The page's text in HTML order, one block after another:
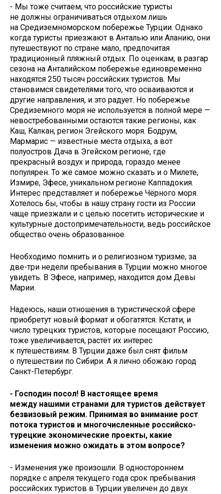
- Мы тоже считаем, что российские туристы
не должны ограничиваться отдыхом лишь
на Средиземноморском побережье Турции. Однако
когда туристы приезжают в Анталью или Аланию, они
путешествуют по стране мало, предпочитая
традиционный пляжный отдых. По оценкам, в разгар
сезона на Анталийском побережье единовременно
находятся 250 тысяч российских туристов. Мы
становимся свидетелями того, что осваиваются и
другие направления, и это радует. Но побережье
Средиземного моря не используется в полной мере —
невостребованными остаются такие регионы, как
Каш, Калкан, регион Эгейского моря. Бодрум,
Мармарис — известные места отдыха, а вот
полуостров Дача в Эгейском регионе, где
прекрасный воздух и природа, гораздо менее
популярен. То же самое можно сказать и о Милете,
Измире, Эфесе, уникальном регионе Каппадокия.
Интерес представляет и побережье Чёрного моря.
Хотелось бы, чтобы в нашу страну гости из России
чаще приезжали и с целью посетить исторические и
культурные достопримечательности, ведь российское
общество очень образованное.
Необходимо помнить и о религиозном туризме, за
две-три недели пребывания в Турции можно многое
увидеть. В Эфесе, например, находится дом Девы
Марии.
Надеюсь, наши отношения в туристической сфере
приобретут новый формат и обогатятся. Кстати, и
число турецких туристов, которые посещают Россию,
тоже увеличивается, растёт их интерес
к путешествиям. В Турции даже был снят фильм
о путешествии по Сибири. А я лично обожаю город
Санкт-Петербург.
- Господин посол! В настоящее время
между нашими странами для туристов действует
безвизовый режим. Принимая во внимание рост
потока туристов и многочисленные российско-
турецкие экономические проекты, какие
изменения можно ожидать в этом вопросе?
- Изменения уже произошли. В одностороннем
порядке с апреля текущего года срок пребывания
российских туристов в Турции увеличен до двух